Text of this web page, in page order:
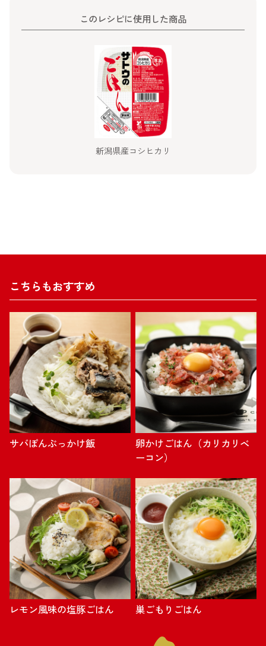
このレシピに使用した商品
新潟県産コシヒカリ
こちらもおすすめ
サバぽんぶっかけ飯
卵かけごはん（カリカリベ
ーコン）
レモン風味の塩豚ごはん 巣ごもりごはん